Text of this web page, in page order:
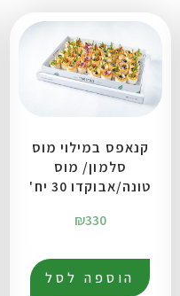
קנאפס במילוי מוס
סלמון/ מוס
טונה/אבוקדו 30 יח'
₪330
הוספה לסל